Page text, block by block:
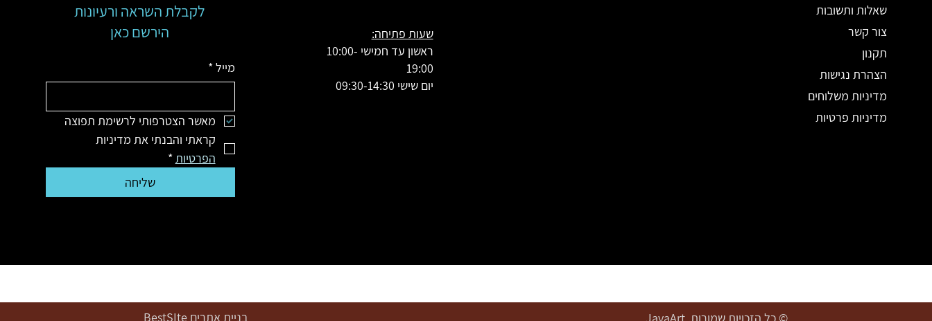
לקבלת השראה ורעיונות
הירשם כאן
מייל *
מאשר הצטרפותי לרשימת תפוצה
קראתי והבנתי את מדיניות
הפרטיות *
שליחה
שעות פתיחה:
ראשון עד חמישי 10:00-
19:00
יום שישי 09:30-14:30
שאלות ותשובות
צור קשר
תקנון
הצהרת נגישות
מדיניות משלוחים
מדיניות פרטיות
בניית אתריםBestSIte